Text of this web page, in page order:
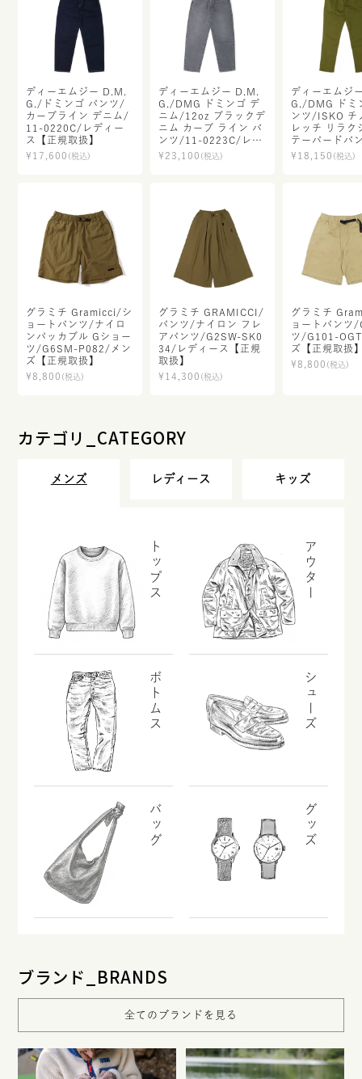
ディーエムジー D.M.
G./ドミンゴ パンツ/
カーブライン デニム/
11-0220C/レディー
ス【正規取扱】
¥ 17,600 (税込)
ディーエムジー D.M.
G./DMG ドミンゴ デ
ニム/12oz ブラックデ
ニム カーブ ライン パ
ンツ/11-0223C/レデ
ィース【正規取扱】
¥ 23,100 (税込)
ディーエムジ
G./DMG ドミ
ンツ/ISKO チ
レッチ リラク
テーパードパ
0921T/レディ
【正規取扱】
¥ 18,150 (税込)
グラミチ Gramicci/シ
ョートパンツ/ナイロ
ンパッカブル Gショー
ツ/G6SM-P082/メン
ズ【正規取扱】
¥8,800 (税込)
グラミチ GRAMICCI/
パンツ/ナイロン フレ
アパンツ/G2SW-SK0
34/レディース【正規
取扱】
¥ 14,300 (税込)
グラミチ
ョートパンツ/
ツ/G101-
ズ【正規取扱
¥8,800 (税込)
カテゴリ_CATEGORY
メンズ レディース キッズ
トップス アウター
ボトムス シューズ
バッグ グッズ
ブランド_BRANDS
全てのブランドを見る